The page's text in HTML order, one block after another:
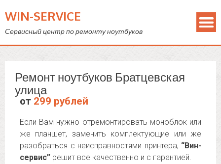
WIN-SERVICE
Сервисный центр по ремонту ноутбуков
Ремонт ноутбуков Братцевская
улица
от 299 рублей
Если Вам нужно отремонтировать моноблок или
же планшет, заменить комплектующие или же
разобраться с неисправностями принтера, “Вин-
сервис” решит все качественно и с гарантией.